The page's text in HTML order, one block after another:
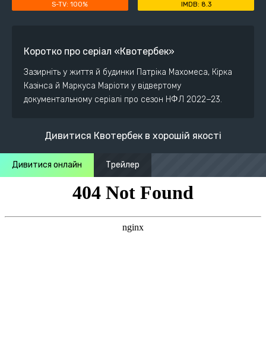
100% 8.3
Коротко про серіал «Квотербек»
Зазирніть у життя й будинки Патріка Махомеса, Кірка
Казінса й Маркуса Маріоти у відвертому
документальному серіалі про сезон НФЛ 2022−23.
Дивитися Квотербек в хорошій якості
Дивитися онлайн Трейлер